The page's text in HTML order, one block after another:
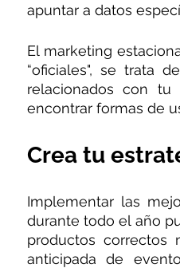
apuntar a datos
El marketing
“oficiales", se trata
relacionados con
encontrar formas de
Crea tu
Implementar las
durante todo el año
productos correctos
anticipada de